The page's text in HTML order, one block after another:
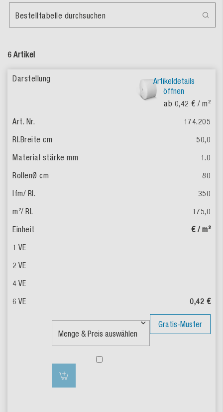
6 Artikel
Bestelltabelle durchsuchen
Artikeldetails
öffnen
ab 0,42 € / m²
174.205
50,0
1.0
80
350
175,0
€ / m²
0,42 €
Gratis-Muster